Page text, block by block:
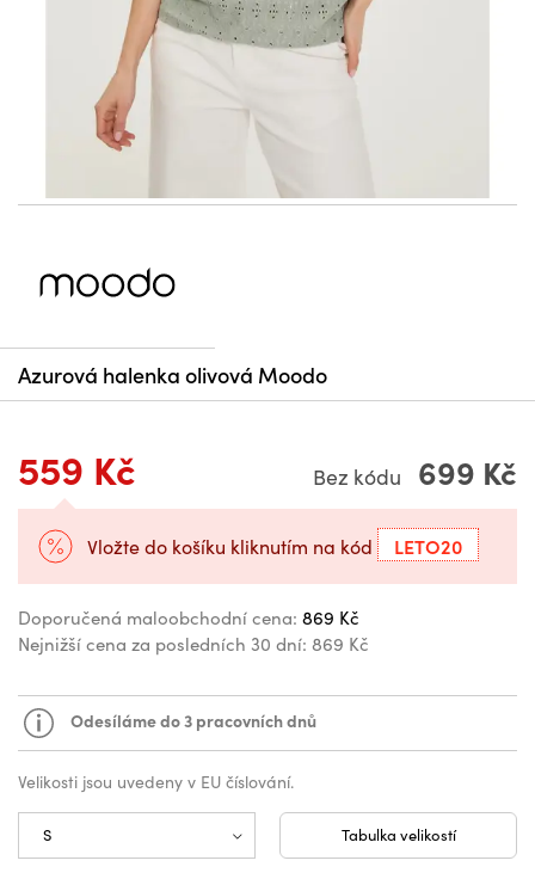
Azurová halenka olivová Moodo
559 Kč Bez kódu 699 Kč
Vložte do košíku kliknutím na kód LETO20
Doporučená maloobchodní cena: 869 Kč
Nejnižší cena za posledních 30 dní: 869 Kč
Odesíláme do 3 pracovních dnů
Velikosti jsou uvedeny v EU číslování.
Tabulka velikostí